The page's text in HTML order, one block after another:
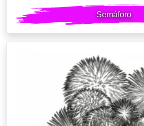
Semáforo